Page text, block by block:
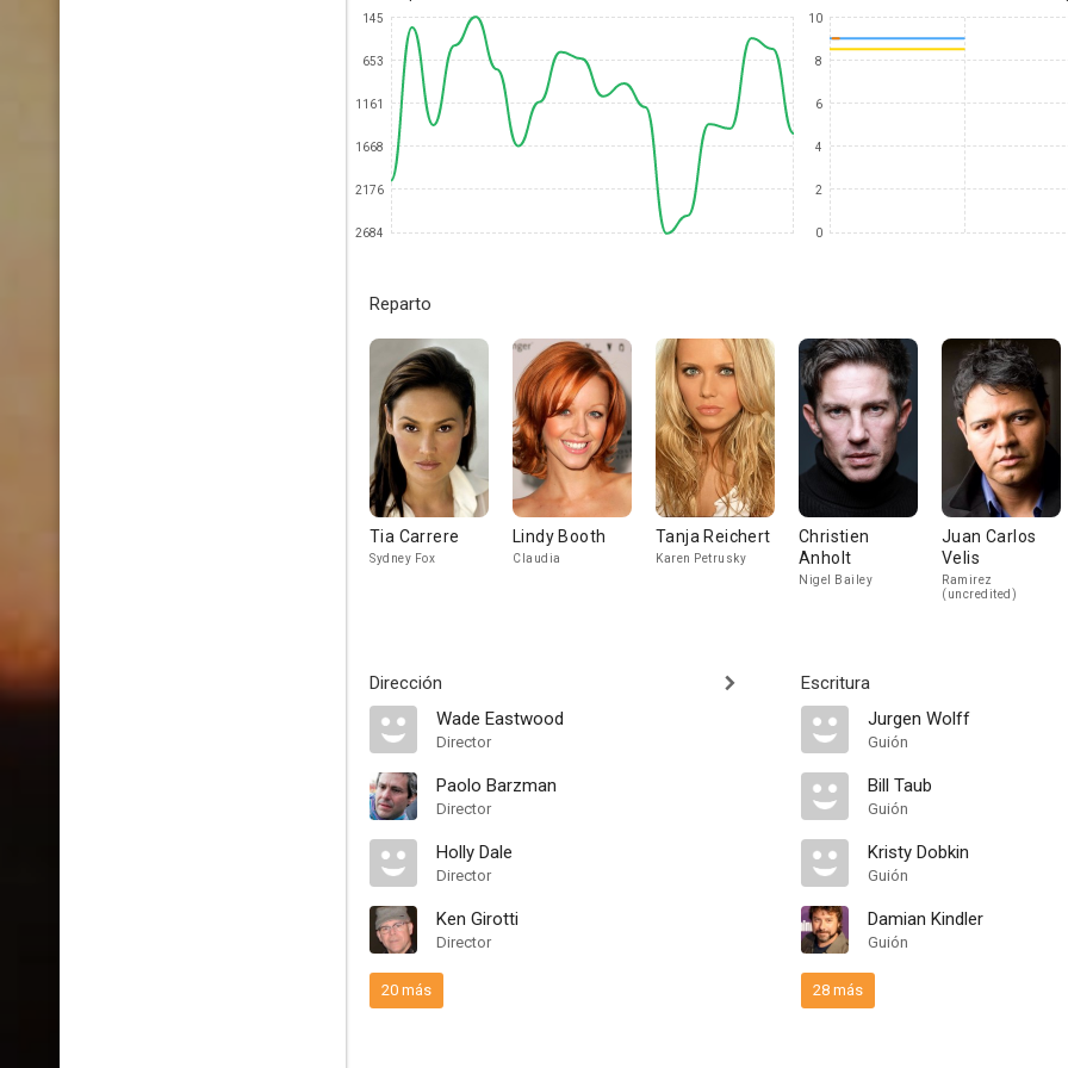
145
653
1161
1668
2176
2684
10
8
6
4
2
0
Reparto
Tia Carrere
Sydney Fox
Lindy Booth
Claudia
Tanja Reichert
Karen Petrusky
Christien
Anholt
Nigel Bailey
Juan Carlos
Velis
Ramirez
(uncredited)
Dirección
Wade Eastwood
Director
Paolo Barzman
Director
Holly Dale
Director
Ken Girotti
Director
20 más
Escritura
Jurgen Wolff
Guión
Bill Taub
Guión
Kristy Dobkin
Guión
Damian Kindler
Guión
28 más